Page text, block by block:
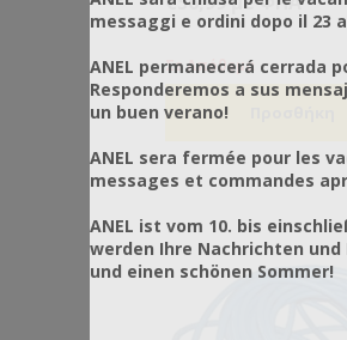
Σε Απόθεμα
messaggi e ordini dopo il 23
ANEL permanecerá cerrada
Responderemos a sus
un buen verano!
ANEL sera fermée pour les
messages et commandes
ANEL ist vom 10. bis
werden Ihre Nachrichten
und einen schönen Sommer!